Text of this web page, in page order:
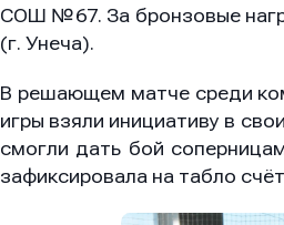
СОШ №67. За бронзовые
(г. Унеча).
В решающем матче среди
игры взяли инициативу в
смогли дать бой
зафиксировала на табло